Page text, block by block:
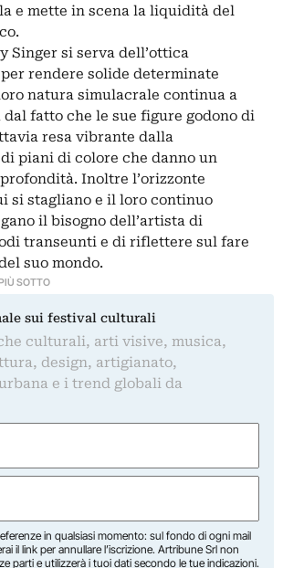
e mette in scena la liquidità del
Singer si serva dell’ottica
rendere solide determinate
natura simulacrale continua a
fatto che le sue figure godono di
resa vibrante dalla
piani di colore che danno un
Inoltre l’orizzonte
si stagliano e il loro continuo
il bisogno dell’artista di
transeunti e di riflettere sul fare
suo mondo.
SOTTO
sui festival culturali
culturali, arti visive, musica,
design, artigianato,
e i trend globali da
in qualsiasi momento: sul fondo di ogni mail
il link per annullare l’iscrizione. Artribune Srl non
parti e utilizzerà i tuoi dati secondo le tue indicazioni.